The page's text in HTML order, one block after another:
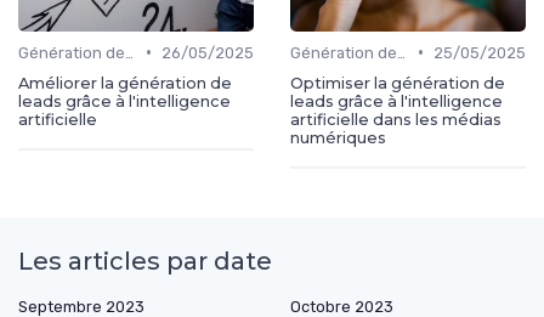
•
26/05/2025
Améliorer la génération de
leads grâce à l'intelligence
artificielle
•
25/05/2025
Optimiser la génération de
leads grâce à l'intelligence
artificielle dans les médias
numériques
Les articles par date
Septembre 2023
Octobre 2023